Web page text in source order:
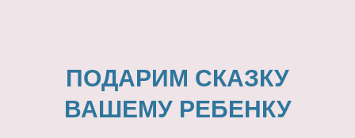
ПОДАРИМ СКАЗКУ
ВАШЕМУ РЕБЕНКУ